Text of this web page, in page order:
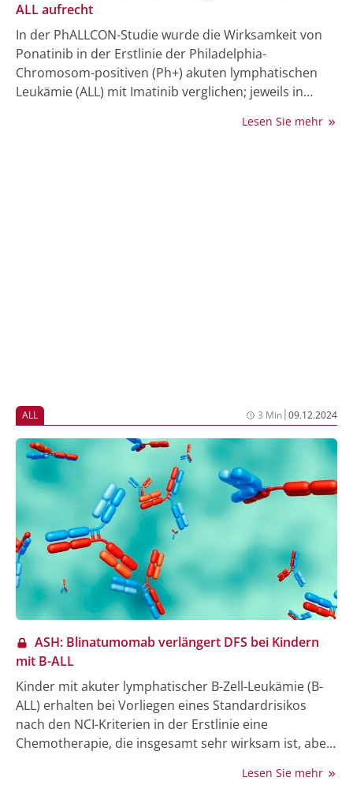
ALL aufrecht
In der PhALLCON-Studie wurde die Wirksamkeit von
Ponatinib in der Erstlinie der Philadelphia-
Chromosom-positiven (Ph+) akuten lymphatischen
Leukämie (ALL) mit Imatinib verglichen; jeweils in
Chemotherapie. Nach Zyklus 20 konnte optional eine
Lesen Sie mehr
ALL 3 Min|09.12.2024
ASH: Blinatumomab verlängert DFS bei Kindern
mit B-ALL
Kinder mit akuter lymphatischer B-Zell-Leukämie (B-
ALL) erhalten bei Vorliegen eines Standardrisikos
nach den NCI-Kriterien in der Erstlinie eine
Chemotherapie, die insgesamt sehr wirksam ist, aber
Tod nach sich zieht. Die Children´s Oncology Group
Lesen Sie mehr